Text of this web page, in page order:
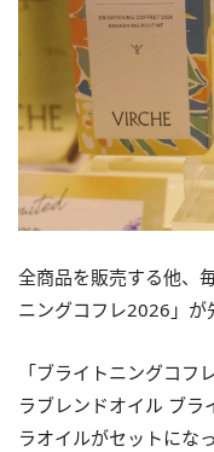
全商品を販売する他、
ニングコフレ2026」が
「ブライトニングコ
ラブレンドオイル ブ
ラオイルがセットにな